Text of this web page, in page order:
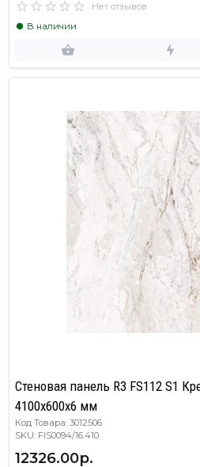
Нет отзывов
В наличии
Стеновая панель R3 FS112 S1 Кремона PREMIUM ,
4100х600х6 мм
Код Товара: 3012506
SKU: FIS0094/16.410
12326.00р.